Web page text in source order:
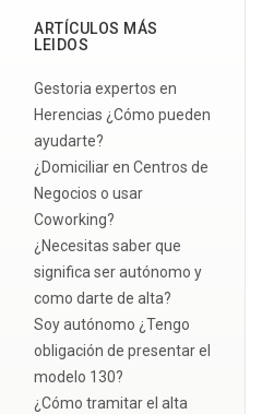
ARTÍCULOS MÁS
LEIDOS
Gestoria expertos en
Herencias ¿Cómo pueden
ayudarte?
¿Domiciliar en Centros de
Negocios o usar
Coworking?
¿Necesitas saber que
significa ser autónomo y
como darte de alta?
Soy autónomo ¿Tengo
obligación de presentar el
modelo 130?
¿Cómo tramitar el alta